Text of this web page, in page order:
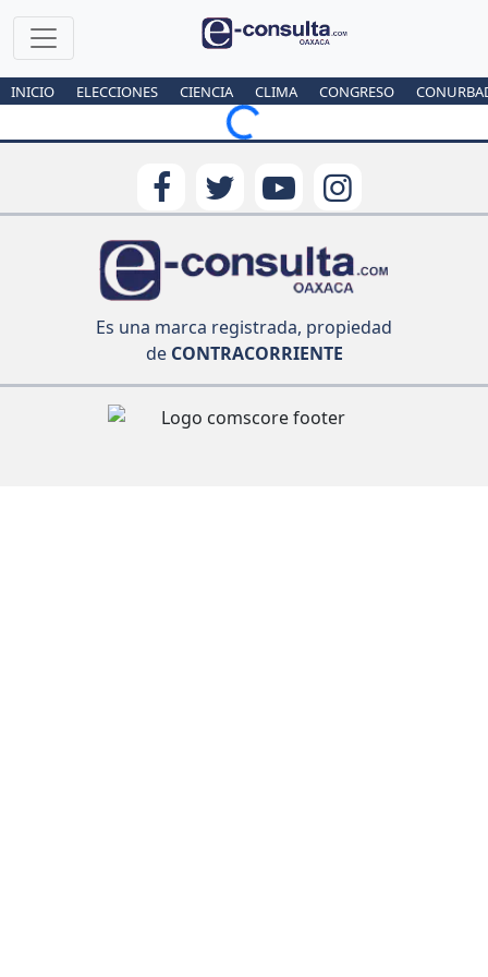
INICIO ELECCIONES CIENCIA CLIMA CONGRESO
Loading...
Es una marca registrada, propiedad
deCONTRACORRIENTE